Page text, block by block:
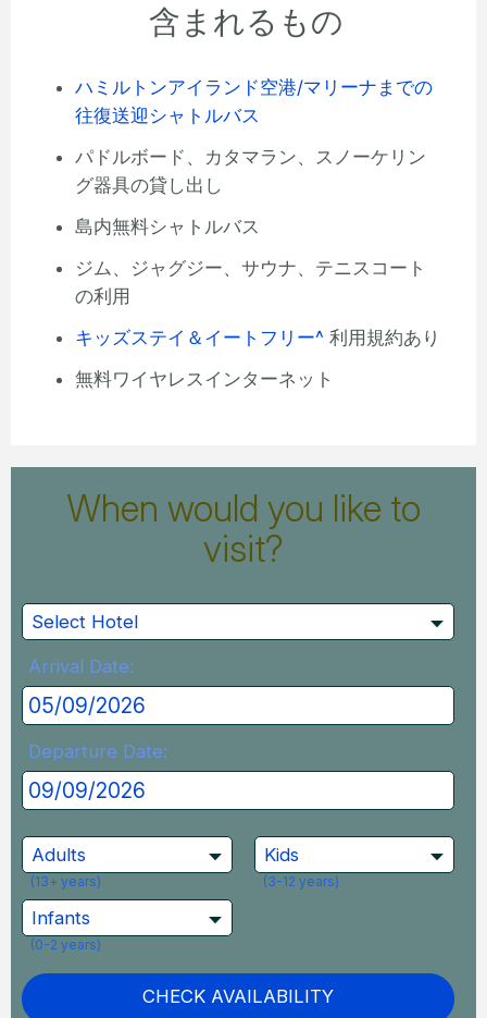
含まれるもの
ハミルトンアイランド空港/マリーナまでの
往復送迎シャトルバス
パドルボード、カタマラン、スノーケリン
グ器具の貸し出し
島内無料シャトルバス
ジム、ジャグジー、サウナ、テニスコート
の利用
キッズステイ＆イートフリー^ 利用規約あり
無料ワイヤレスインターネット
When would you like to
visit?
Select Hotel
Arrival Date:
Departure Date:
Adults
(13+ years)
Kids
(3-12 years)
Infants
(0-2 years)
CHECK AVAILABILITY